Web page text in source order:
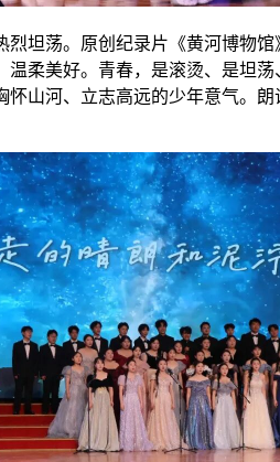
坦荡。原创纪录片《黄河博物
柔美好。青春，是滚烫、是坦
山河、立志高远的少年意气。